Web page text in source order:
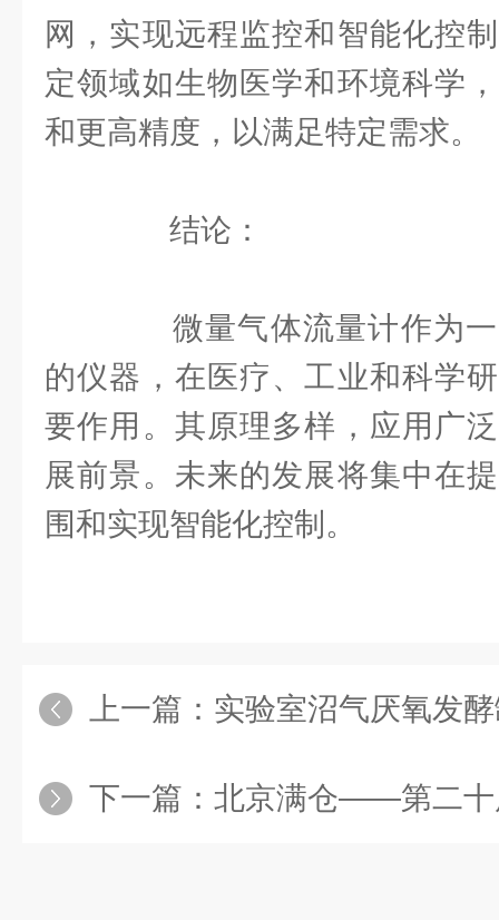
网，实现远程监控和智能化控
定领域如生物医学和环境科学
和更高精度，以满足特定需求。
结论：
微量气体流量计作为一
的仪器，在医疗、工业和科学
要作用。其原理多样，应用广
展前景。未来的发展将集中在
围和实现智能化控制。
上一篇： 实验室沼气厌氧发
下一篇： 北京满仓——第二十届中国国际